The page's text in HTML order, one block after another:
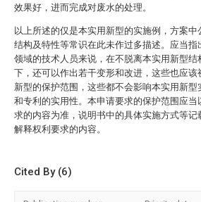
效果好，进而完成对废水的处理。
以上所述的仅是本实用新型的实施例，方案中
结构及特性等常识在此未作过多描述。应当指
领域的技术人员来说，在不脱离本实用新型结
下，还可以作出若干变形和改进，这些也应该
新型的保护范围，这些都不会影响本实用新型
和专利的实用性。本申请要求的保护范围应当
求的内容为准，说明书中的具体实施方式等记
解释权利要求的内容。
Cited By (6)